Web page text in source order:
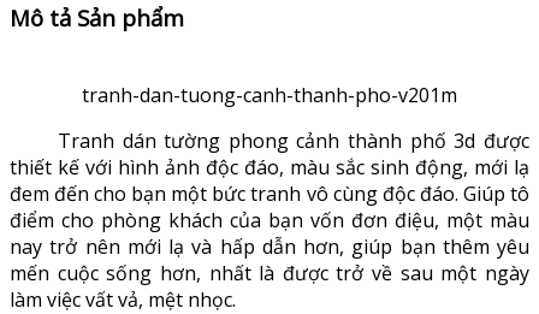
Mô tả Sản phẩm
tranh-dan-tuong-canh-thanh-pho-v201m
Tranh dán tường phong cảnh thành phố 3d được
thiết kế với hình ảnh độc đáo, màu sắc sinh động, mới lạ
đem đến cho bạn một bức tranh vô cùng độc đáo. Giúp tô
điểm cho phòng khách của bạn vốn đơn điệu, một màu
nay trở nên mới lạ và hấp dẫn hơn, giúp bạn thêm yêu
mến cuộc sống hơn, nhất là được trở về sau một ngày
làm việc vất vả, mệt nhọc.